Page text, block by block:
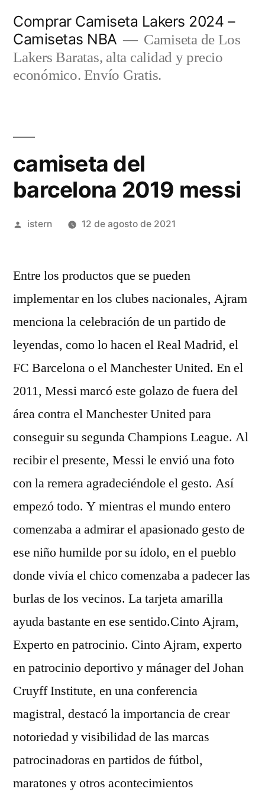
contenido
Comprar Camiseta Lakers 2024 –
Camisetas NBA
Camiseta de Los
Lakers Baratas, alta calidad y precio
económico. Envío Gratis.
camiseta del
barcelona 2019 messi
Publicado
istern 12 de agosto de 2021
Entre los productos que se pueden
implementar en los clubes nacionales, Ajram
menciona la celebración de un partido de
leyendas, como lo hacen el Real Madrid, el
FC Barcelona o el Manchester United. En el
2011, Messi marcó este golazo de fuera del
área contra el Manchester United para
conseguir su segunda Champions League. Al
recibir el presente, Messi le envió una foto
con la remera agradeciéndole el gesto. Así
empezó todo. Y mientras el mundo entero
comenzaba a admirar el apasionado gesto de
ese niño humilde por su ídolo, en el pueblo
donde vivía el chico comenzaba a padecer las
burlas de los vecinos. La tarjeta amarilla
ayuda bastante en ese sentido.Cinto Ajram,
Experto en patrocinio. Cinto Ajram, experto
en patrocinio deportivo y mánager del Johan
Cruyff Institute, en una conferencia
magistral, destacó la importancia de crear
notoriedad y visibilidad de las marcas
patrocinadoras en partidos de fútbol,
maratones y otros acontecimientos